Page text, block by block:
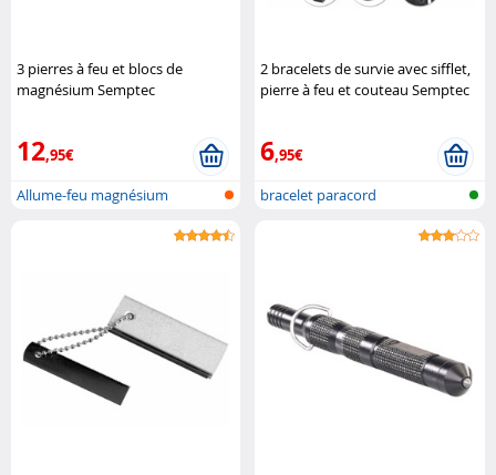
3 pierres à feu et blocs de
magnésium Semptec
12,95€
Allume-feu magnésium
2 bracelets de survie avec sifflet,
pierre à feu et couteau Semptec
6,95€
bracelet paracord